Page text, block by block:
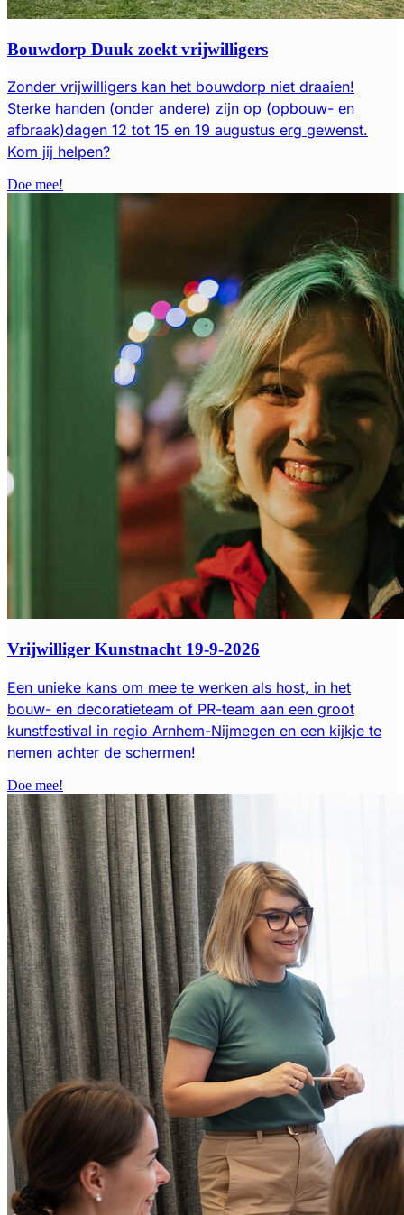
Bouwdorp Duuk zoekt vrijwilligers
Zonder vrijwilligers kan het bouwdorp niet draaien!
Sterke handen (onder andere) zijn op (opbouw- en
afbraak)dagen 12 tot 15 en 19 augustus erg gewenst.
Kom jij helpen?
Doe mee!
Vrijwilliger Kunstnacht 19-9-2026
Een unieke kans om mee te werken als host, in het
bouw- en decoratieteam of PR-team aan een groot
kunstfestival in regio Arnhem-Nijmegen en een kijkje te
nemen achter de schermen!
Doe mee!